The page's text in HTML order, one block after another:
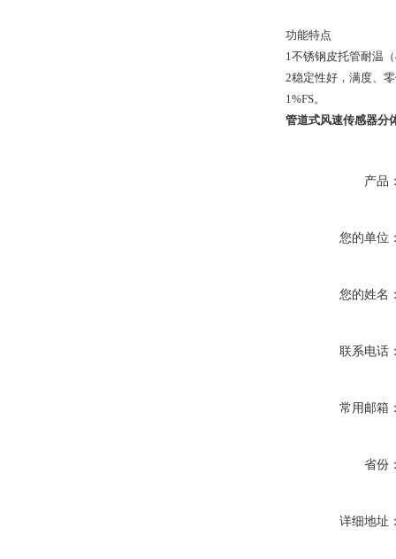
功能特点
1不锈钢皮托管耐温
2稳定性好，满度、
1%FS。
管道式风速传感器分
产品
您的单位
您的姓名
联系电话
常用邮箱
省份
详细地址